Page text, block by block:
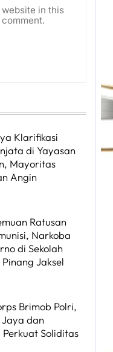
in this
Klarifikasi
di Yayasan
Mayoritas
Angin
Ratusan
Narkoba
di Sekolah
Jaksel
Brimob Polri,
dan
Soliditas